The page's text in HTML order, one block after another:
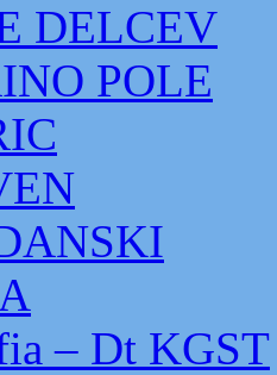
DELCEV
POLE
– Dt KGST